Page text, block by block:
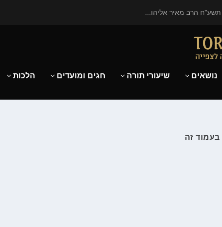
הרב מאיר אליהו...
נושאים שיעורי תורה חגים ומועדים הלכות
בעמוד זה